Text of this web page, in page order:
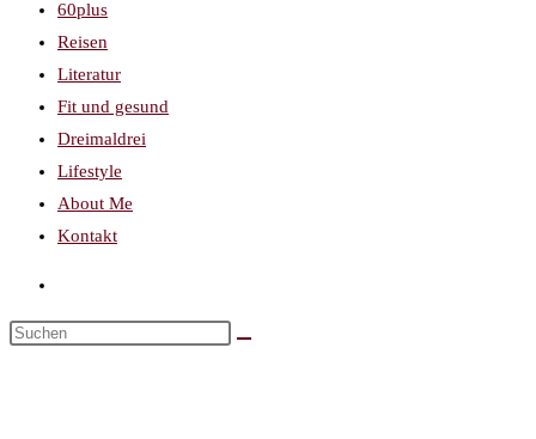
60plus
Reisen
Literatur
Fit und gesund
Dreimaldrei
Lifestyle
About Me
Kontakt